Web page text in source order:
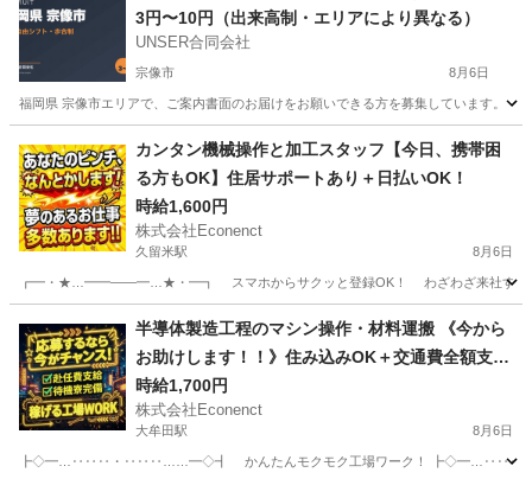
3円〜10円（出来高制・エリアにより異なる）
UNSER合同会社
宗像市 8月6日
福岡県 宗像市エリアで、ご案内書面のお届けをお願いできる方を募集しています。
ポスティング 1件
カンタン機械操作と加工スタッフ【今日、携帯困
る方もOK】住居サポートあり＋日払いOK！
時給1,600円
株式会社Econenct
久留米駅 8月6日
┏━・★…━━――━…★・━┓ スマホからサクッと登録OK！ わざわざ来社する必
久留米駅 工場 スタッフ
半導体製造工程のマシン操作・材料運搬 《今から
お助けします！！》住み込みOK＋交通費全額支
給！ "
時給1,700円
株式会社Econenct
大牟田駅 8月6日
┣◇━…‥‥‥・‥‥‥……━◇┫ かんたんモクモク工場ワーク！ ┣◇━…‥‥‥・